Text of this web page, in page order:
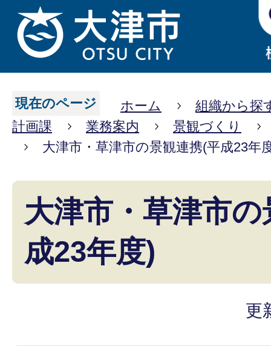
現在のページ ホーム
組織から探
計画課
業務案内
景観づくり
大津市・草津市の景観連携(平成23年
大津市・草津市
成23年度)
更